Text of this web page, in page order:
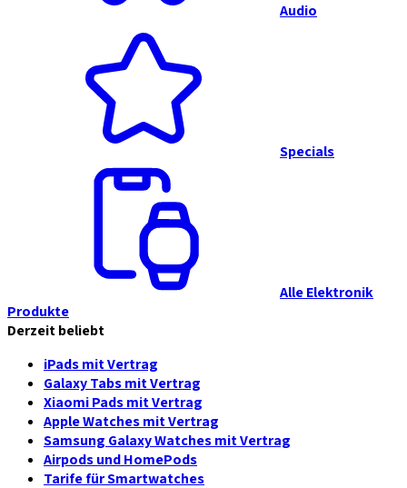
Audio
Specials
Alle Elektronik
Produkte
Derzeit beliebt
iPads mit Vertrag
Galaxy Tabs mit Vertrag
Xiaomi Pads mit Vertrag
Apple Watches mit Vertrag
Samsung Galaxy Watches mit Vertrag
Airpods und HomePods
Tarife für Smartwatches